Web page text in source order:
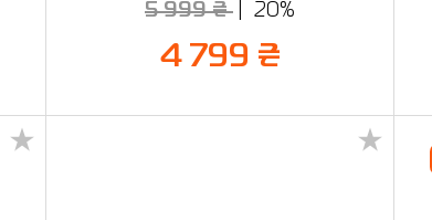
5 999 ₴ 20%
4 799 ₴